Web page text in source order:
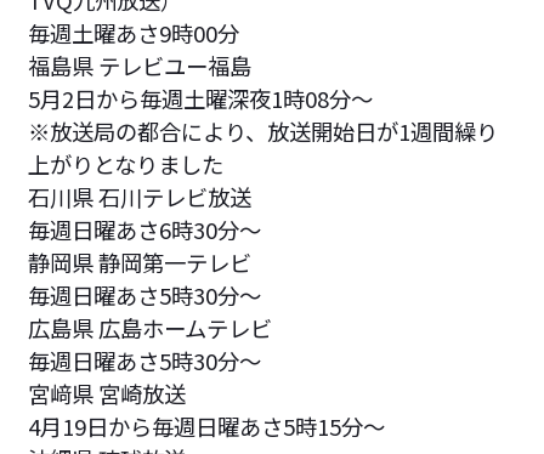
毎週土曜あさ9時00分
福島県 テレビユー福島
5月2日から毎週土曜深夜1時08分～
※放送局の都合により、放送開始日が1週間繰り
上がりとなりました
石川県 石川テレビ放送
毎週日曜あさ6時30分～
静岡県 静岡第一テレビ
毎週日曜あさ5時30分～
広島県 広島ホームテレビ
毎週日曜あさ5時30分～
宮﨑県 宮崎放送
4月19日から毎週日曜あさ5時15分～